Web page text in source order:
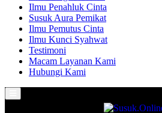
Ilmu Penahluk Cinta
Susuk Aura Pemikat
Ilmu Pemutus Cinta
Ilmu Kunci Syahwat
Testimoni
Macam Layanan Kami
Hubungi Kami
Menu